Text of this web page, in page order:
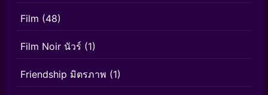
Film (48)
Film Noir นัวร์ (1)
Friendship มิตรภาพ (1)